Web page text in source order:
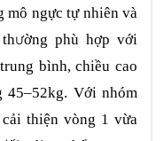
mô ngực tự nhiên và
phù hợp với
bình, chiều cao
45–52kg. Với nhóm
thiện vòng 1 vừa